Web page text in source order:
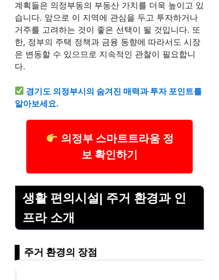
계획들은 의정부동의 부동산 가치를 더욱 높이고 있
습니다. 앞으로 이 지역에 관심을 두고 투자하거나
거주를 고려하는 것이 좋은 선택이 될 것입니다. 또
한, 정부의 주택 정책과 금융 동향에 따라서도 시장
은 변동할 수 있으므로 지속적인 관찰이 필요합니
다.
경기도 의정부시의 숨겨진 매력과 투자 포인트를
알아보세요.
의정부 스마트트라움 정
보 확인하기
생활 편의시설| 주거 환경과 인
프라 소개
주거 환경의 장점